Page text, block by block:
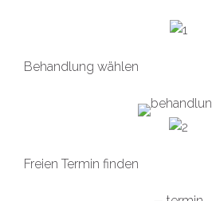
Behandlung wählen
Freien Termin finden